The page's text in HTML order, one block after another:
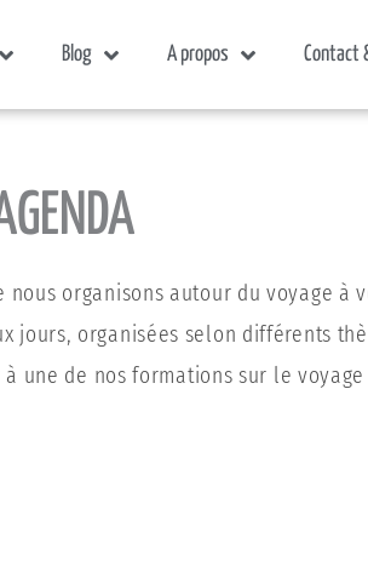
Blog A propos Contact
nous organisons autour du voyage à
jours, organisées selon différents
une de nos formations sur le